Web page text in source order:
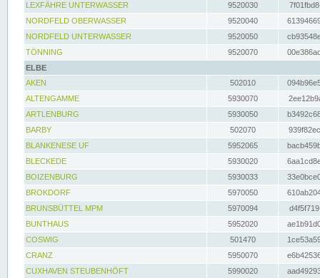
LEXFÄHRE UNTERWASSER
9520030
NORDFELD OBERWASSER
9520040
NORDFELD UNTERWASSER
9520050
TÖNNING
9520070
ELBE
AKEN
502010
ALTENGAMME
5930070
ARTLENBURG
5930050
BARBY
502070
BLANKENESE UF
5952065
BLECKEDE
5930020
BOIZENBURG
5930033
BROKDORF
5970050
BRUNSBÜTTEL MPM
5970094
BUNTHAUS
5952020
COSWIG
501470
CRANZ
5950070
CUXHAVEN STEUBENHÖFT
5990020